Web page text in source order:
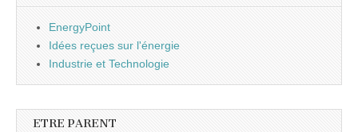
EnergyPoint
Idées reçues sur l'énergie
Industrie et Technologie
ETRE PARENT